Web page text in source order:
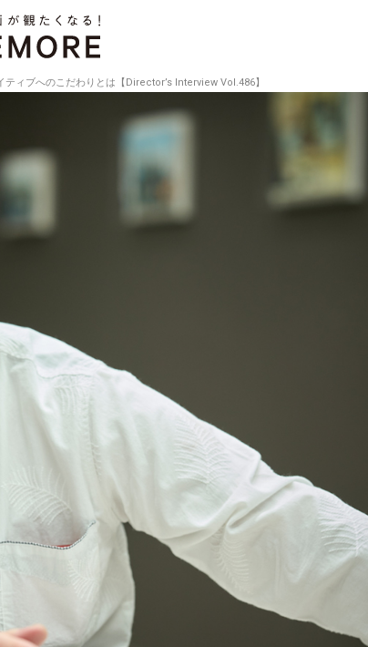
ィブへのこだわりとは【Director’s Interview Vol.486】